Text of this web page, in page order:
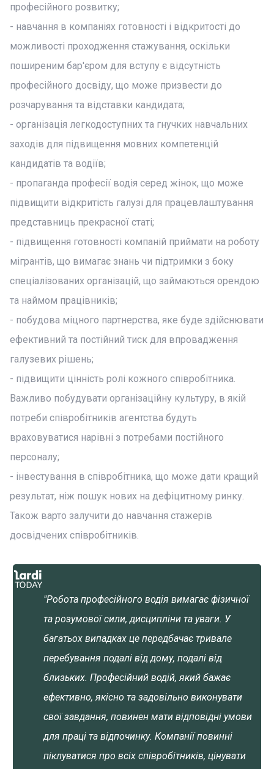
професійного розвитку;
- навчання в компаніях готовності і відкритості до
можливості проходження стажування, оскільки
поширеним бар'єром для вступу є відсутність
професійного досвіду, що може призвести до
розчарування та відставки кандидата;
- організація легкодоступних та гнучких навчальних
заходів для підвищення мовних компетенцій
кандидатів та водіїв;
- пропаганда професії водія серед жінок, що може
підвищити відкритість галузі для працевлаштування
представниць прекрасної статі;
- підвищення готовності компаній приймати на роботу
мігрантів, що вимагає знань чи підтримки з боку
спеціалізованих організацій, що займаються орендою
та наймом працівників;
- побудова міцного партнерства, яке буде здійснювати
ефективний та постійний тиск для впровадження
галузевих рішень;
- підвищити цінність ролі кожного співробітника.
Важливо побудувати організаційну культуру, в якій
потреби співробітників агентства будуть
враховуватися нарівні з потребами постійного
персоналу;
- інвестування в співробітника, що може дати кращий
результат, ніж пошук нових на дефіцитному ринку.
Також варто залучити до навчання стажерів
досвідчених співробітників.
"Робота професійного водія вимагає фізичної
та розумової сили, дисципліни та уваги. У
багатьох випадках це передбачає тривале
перебування подалі від дому, подалі від
близьких. Професійний водій, який бажає
ефективно, якісно та задовільно виконувати
свої завдання, повинен мати відповідні умови
для праці та відпочинку. Компанії повинні
піклуватися про всіх співробітників, цінувати